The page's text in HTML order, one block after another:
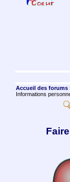
Accueil des forums
Informations